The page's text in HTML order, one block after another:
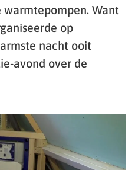
warmtepompen. Want
op
nacht ooit
avond over de